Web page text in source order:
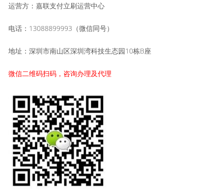
运营方：嘉联支付立刷运营中心
电话：13088899993（微信同号）
地址：深圳市南山区深圳湾科技生态园10栋B座
微信二维码扫码，咨询办理及代理